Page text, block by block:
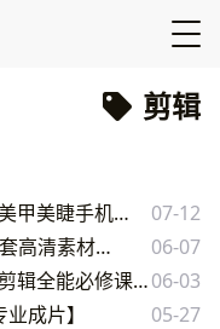
剪辑
【零基础学习美甲睫视觉营销，美甲美睫手机拍摄剪辑课程】
07-12
【短视频动漫片段剪辑制作 + 全套高清素材合集】
06-07
【最新付费课程《【影视飓风】剪辑全能必修课：从0基础到专业成片》】06-03
成片】
05-27